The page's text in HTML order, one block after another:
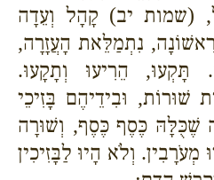
(שמות יב) קָהָל וְעֵדָה
נִתְמַלֵּאת הָעֲזָרָה,
תָּקְעוּ, הֵרִיעוּ וְתָקָעוּ.
שׁוּרוֹת, וּבִידֵיהֶם בָּזִיכֵי
שֶׁכֻּלָּהּ כֶּסֶף כֶּסֶף, וְשׁוּרָה
וְלֹא הָיוּ לַבָּזִיכִין